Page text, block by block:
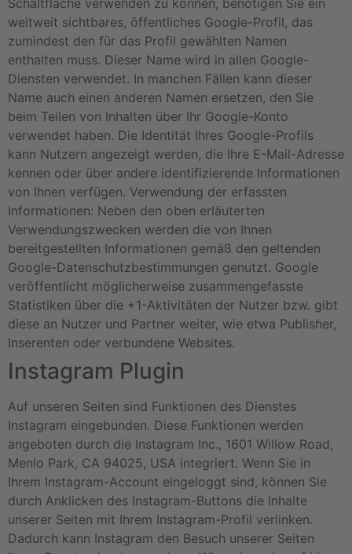
weltweit sichtbares, öffentliches Google-Profil, das
zumindest den für das Profil gewählten Namen
enthalten muss. Dieser Name wird in allen Google-
Diensten verwendet. In manchen Fällen kann dieser
Name auch einen anderen Namen ersetzen, den Sie
beim Teilen von Inhalten über Ihr Google-Konto
verwendet haben. Die Identität Ihres Google-Profils
kann Nutzern angezeigt werden, die Ihre E-Mail-Adresse
kennen oder über andere identifizierende Informationen
von Ihnen verfügen. Verwendung der erfassten
Informationen: Neben den oben erläuterten
Verwendungszwecken werden die von Ihnen
bereitgestellten Informationen gemäß den geltenden
Google-Datenschutzbestimmungen genutzt. Google
veröffentlicht möglicherweise zusammengefasste
Statistiken über die +1-Aktivitäten der Nutzer bzw. gibt
diese an Nutzer und Partner weiter, wie etwa Publisher,
Inserenten oder verbundene Websites.
Instagram Plugin
Auf unseren Seiten sind Funktionen des Dienstes
Instagram eingebunden. Diese Funktionen werden
angeboten durch die Instagram Inc., 1601 Willow Road,
Menlo Park, CA 94025, USA integriert. Wenn Sie in
Ihrem Instagram-Account eingeloggt sind, können Sie
durch Anklicken des Instagram-Buttons die Inhalte
unserer Seiten mit Ihrem Instagram-Profil verlinken.
Dadurch kann Instagram den Besuch unserer Seiten